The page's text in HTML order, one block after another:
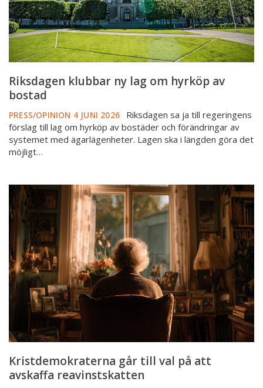
bostad
Riksdagen klubbar ny lag om hyrköp av
bostad
PRESS/OPINION 4 JUNI 2026
Riksdagen sa ja till regeringens
förslag till lag om hyrköp av bostäder och förändringar av
systemet med ägarlägenheter. Lagen ska i längden göra det
möjligt…
Kristdemokraterna
går
till
på
att
avskaffa
reavinstskatten
Kristdemokraterna går till val på att
avskaffa reavinstskatten